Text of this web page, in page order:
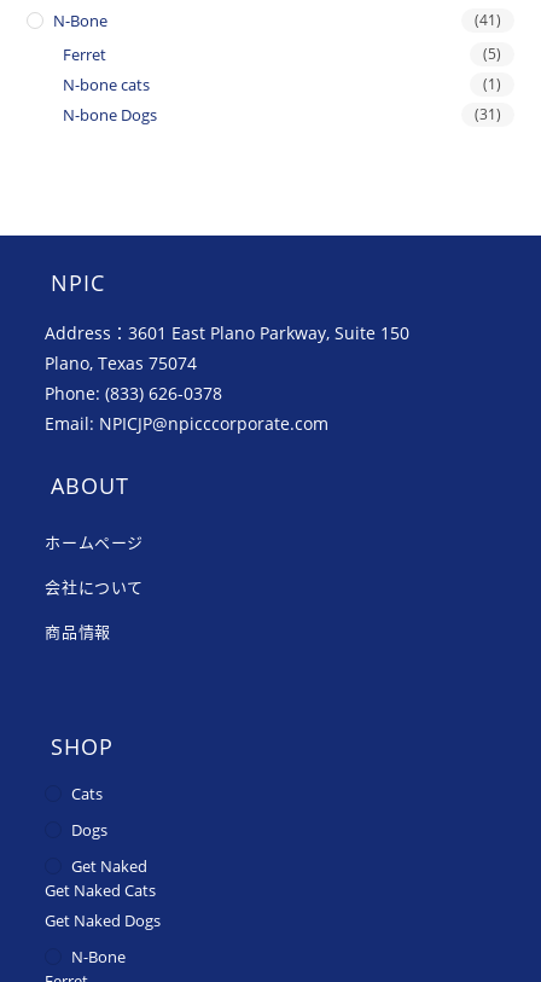
N-Bone (41)
Ferret (5)
N-bone cats (1)
N-bone Dogs (31)
NPIC
Address：3601 East Plano Parkway, Suite 150
Plano, Texas 75074
Phone: (833) 626-0378
Email: NPICJP@npicccorporate.com
ABOUT
ホームページ
会社について
商品情報
SHOP
Cats
Dogs
Get Naked
Get Naked Cats
Get Naked Dogs
N-Bone